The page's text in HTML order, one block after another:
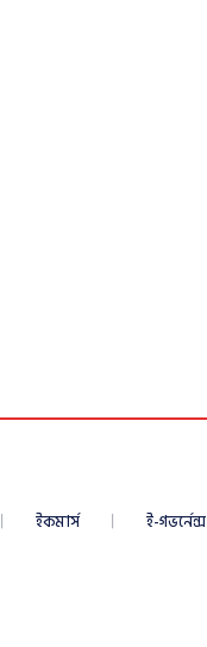
ইকমার্স ই-গভর্নেন্স